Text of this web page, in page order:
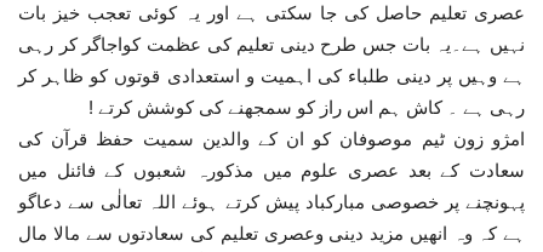
عصری تعلیم حاصل کی جا سکتی ہے اور یہ کوئی تعجب خیز بات
نہیں ہے۔یہ بات جس طرح دینی تعلیم کی عظمت کواجاگر کر رہی
ہے وہیں پر دینی طلباء کی اہمیت و استعدادی قوتوں کو ظاہر کر
رہی ہے ۔ کاش ہم اس راز کو سمجھنے کی کوشش کرتے !
امژو زون ٹیم موصوفان کو ان کے والدین سمیت حفظ قرآن کی
سعادت کے بعد عصری علوم میں مذکورہ شعبوں کے فائنل میں
پہونچنے پر خصوصی مبارکباد پیش کرتے ہوئے اللہ تعالٰی سے دعاگو
ہے کہ وہ انھیں مزید دینی وعصری تعلیم کی سعادتوں سے مالا مال